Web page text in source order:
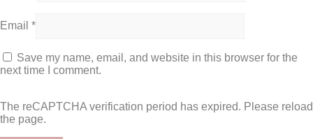
Email *
Save my name, email, and website in this browser for the
next time I comment.
The reCAPTCHA verification period has expired. Please reload
the page.